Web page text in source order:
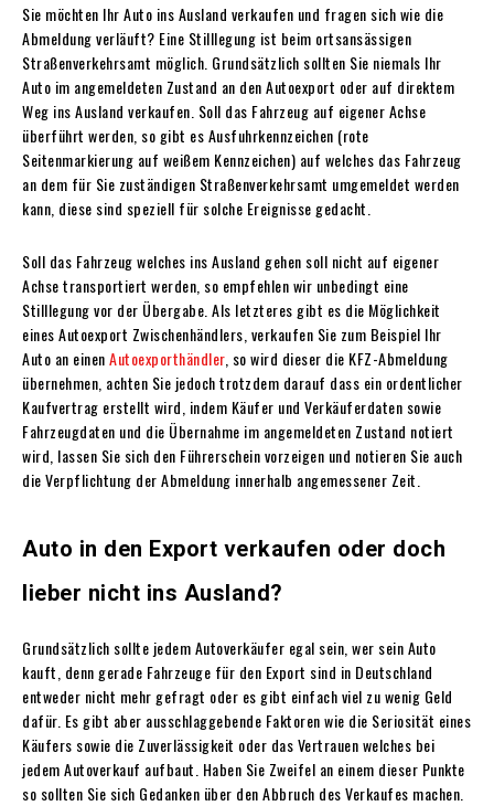
Sie möchten Ihr Auto ins Ausland verkaufen und fragen sich wie die
Abmeldung verläuft? Eine Stilllegung ist beim ortsansässigen
Straßenverkehrsamt möglich. Grundsätzlich sollten Sie niemals Ihr
Auto im angemeldeten Zustand an den Autoexport oder auf direktem
Weg ins Ausland verkaufen. Soll das Fahrzeug auf eigener Achse
überführt werden, so gibt es Ausfuhrkennzeichen (rote
Seitenmarkierung auf weißem Kennzeichen) auf welches das Fahrzeug
an dem für Sie zuständigen Straßenverkehrsamt umgemeldet werden
kann, diese sind speziell für solche Ereignisse gedacht.
Soll das Fahrzeug welches ins Ausland gehen soll nicht auf eigener
Achse transportiert werden, so empfehlen wir unbedingt eine
Stilllegung vor der Übergabe. Als letzteres gibt es die Möglichkeit
eines Autoexport Zwischenhändlers, verkaufen Sie zum Beispiel Ihr
Auto an einenAutoexporthändler, so wird dieser die KFZ-Abmeldung
übernehmen, achten Sie jedoch trotzdem darauf dass ein ordentlicher
Kaufvertrag erstellt wird, indem Käufer und Verkäuferdaten sowie
Fahrzeugdaten und die Übernahme im angemeldeten Zustand notiert
wird, lassen Sie sich den Führerschein vorzeigen und notieren Sie auch
die Verpflichtung der Abmeldung innerhalb angemessener Zeit.
Auto in den Export verkaufen oder doch
lieber nicht ins Ausland?
Grundsätzlich sollte jedem Autoverkäufer egal sein, wer sein Auto
kauft, denn gerade Fahrzeuge für den Export sind in Deutschland
entweder nicht mehr gefragt oder es gibt einfach viel zu wenig Geld
dafür. Es gibt aber ausschlaggebende Faktoren wie die Seriosität eines
Käufers sowie die Zuverlässigkeit oder das Vertrauen welches bei
jedem Autoverkauf aufbaut. Haben Sie Zweifel an einem dieser Punkte
so sollten Sie sich Gedanken über den Abbruch des Verkaufes machen.